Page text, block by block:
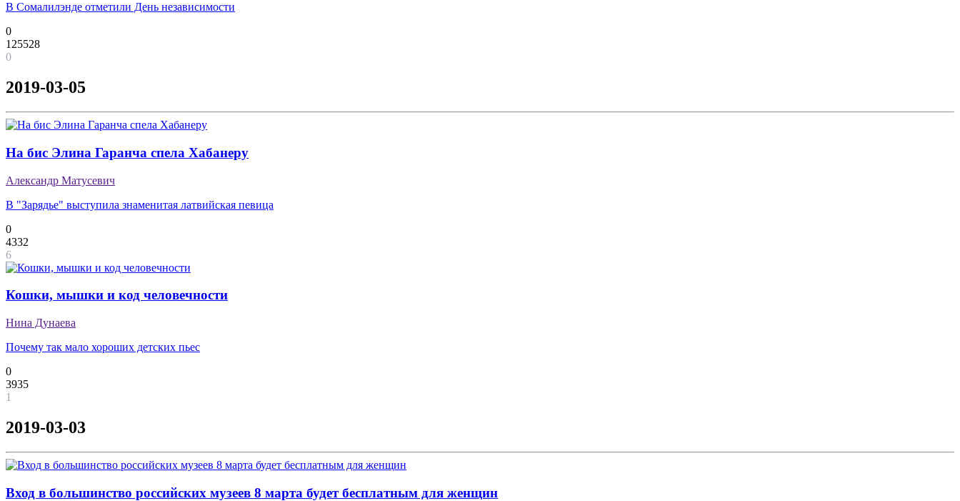
В Сомалилэнде отметили День независимости
0
125528
0
2019-03-05
На бис Элина Гаранча спела Хабанеру
Александр Матусевич
В "Зарядье" выступила знаменитая латвийская певица
0
4332
6
Кошки, мышки и код человечности
Нина Дунаева
Почему так мало хороших детских пьес
0
3935
1
2019-03-03
Вход в большинство российских музеев 8 марта будет бесплатным для женщин